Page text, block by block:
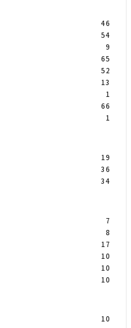
46
54
9
65
52
13
1
66
1
19
36
34
7
8
17
10
10
10
10